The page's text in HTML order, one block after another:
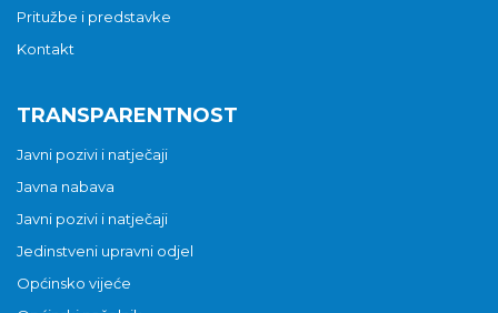
Pritužbe i predstavke
Kontakt
TRANSPARENTNOST
Javni pozivi i natječaji
Javna nabava
Javni pozivi i natječaji
Jedinstveni upravni odjel
Općinsko vijeće